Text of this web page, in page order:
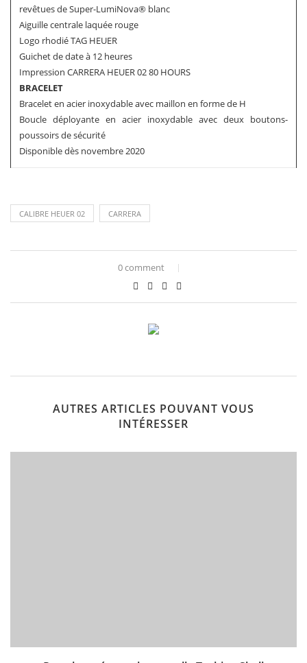
revêtues de Super-LumiNova® blanc
Aiguille centrale laquée rouge
Logo rhodié TAG HEUER
Guichet de date à 12 heures
Impression CARRERA HEUER 02 80 HOURS
BRACELET
Bracelet en acier inoxydable avec maillon en forme de H
Boucle déployante en acier inoxydable avec deux boutons-
poussoirs de sécurité
Disponible dès novembre 2020
CALIBRE HEUER 02 CARRERA
0 comment
AUTRES ARTICLES POUVANT VOUS
INTÉRESSER